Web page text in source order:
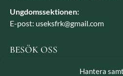
Hantera
Ungdomssektionen:
E-post: useksfrk@gmail.com
BESÖK OSS
Besöksadress: Järvavägen 7, 170